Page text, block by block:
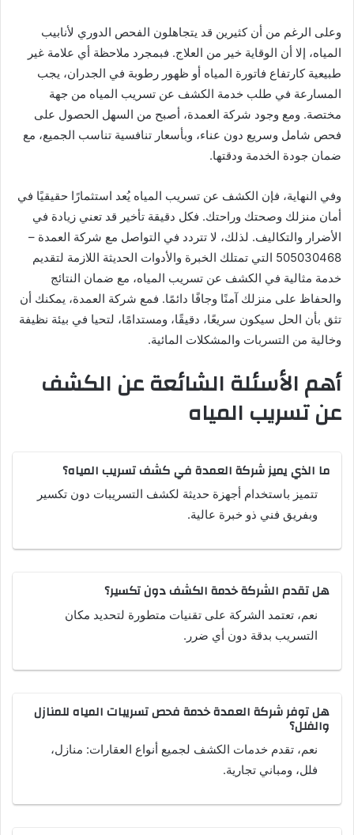
وعلى الرغم من أن كثيرين قد يتجاهلون الفحص الدوري لأنابيب
المياه، إلا أن الوقاية خير من العلاج. فبمجرد ملاحظة أي علامة غير
طبيعية كارتفاع فاتورة المياه أو ظهور رطوبة في الجدران، يجب
المسارعة في طلب خدمة الكشف عن تسريب المياه من جهة
مختصة. ومع وجود شركة العمدة، أصبح من السهل الحصول على
فحص شامل وسريع دون عناء، وبأسعار تنافسية تناسب الجميع، مع
ضمان جودة الخدمة ودقتها.
وفي النهاية، فإن الكشف عن تسريب المياه يُعد استثمارًا حقيقيًا في
أمان منزلك وصحتك وراحتك. فكل دقيقة تأخير قد تعني زيادة في
الأضرار والتكاليف. لذلك، لا تتردد في التواصل مع شركة العمدة –
505030468 التي تمتلك الخبرة والأدوات الحديثة اللازمة لتقديم
خدمة مثالية في الكشف عن تسريب المياه، مع ضمان النتائج
والحفاظ على منزلك آمنًا وجافًا دائمًا. فمع شركة العمدة، يمكنك أن
تثق بأن الحل سيكون سريعًا، دقيقًا، ومستدامًا، لتحيا في بيئة نظيفة
وخالية من التسربات والمشكلات المائية.
أهم الأسئلة الشائعة عن الكشف
عن تسريب المياه
ما الذي يميز شركة العمدة في كشف تسريب المياه؟
تتميز باستخدام أجهزة حديثة لكشف التسريبات دون تكسير
وبفريق فني ذو خبرة عالية.
هل تقدم الشركة خدمة الكشف دون تكسير؟
نعم، تعتمد الشركة على تقنيات متطورة لتحديد مكان
التسريب بدقة دون أي ضرر.
هل توفر شركة العمدة خدمة فحص تسريبات المياه للمنازل
والفلل؟
نعم، تقدم خدمات الكشف لجميع أنواع العقارات: منازل،
فلل، ومباني تجارية.